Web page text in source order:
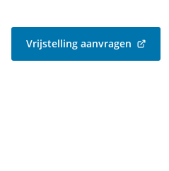
Vrijstelling aanvragen
(Verwijst